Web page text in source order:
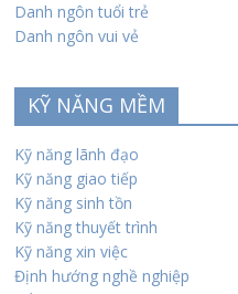
Danh ngôn tuổi trẻ
Danh ngôn vui vẻ
KỸ NĂNG MỀM
Kỹ năng lãnh đạo
Kỹ năng giao tiếp
Kỹ năng sinh tồn
Kỹ năng thuyết trình
Kỹ năng xin việc
Định hướng nghề nghiệp